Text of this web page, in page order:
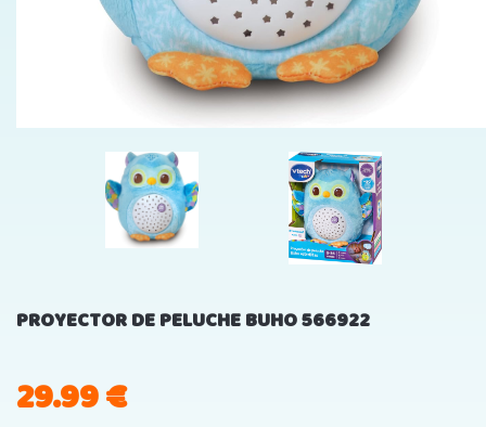
PROYECTOR DE PELUCHE BUHO 566922
29.99€